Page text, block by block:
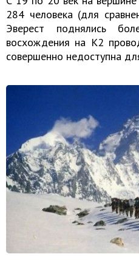
284 человека (для
Эверест поднялись
восхождения на К2
совершенно недоступна